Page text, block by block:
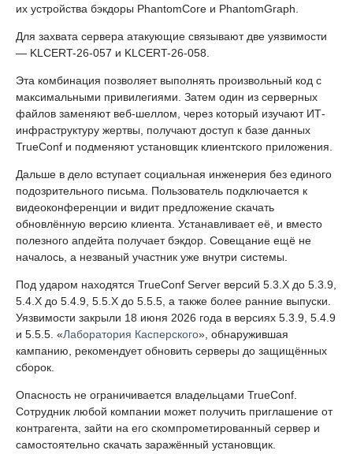
их устройства бэкдоры PhantomCore и PhantomGraph.
Для захвата сервера атакующие связывают две уязвимости
— KLCERT-26-057 и KLCERT-26-058.
Эта комбинация позволяет выполнять произвольный код с
максимальными привилегиями. Затем один из серверных
файлов заменяют веб-шеллом, через который изучают ИТ-
инфраструктуру жертвы, получают доступ к базе данных
TrueConf и подменяют установщик клиентского приложения.
Дальше в дело вступает социальная инженерия без единого
подозрительного письма. Пользователь подключается к
видеоконференции и видит предложение скачать
обновлённую версию клиента. Устанавливает её, и вместо
полезного апдейта получает бэкдор. Совещание ещё не
началось, а незваный участник уже внутри системы.
Под ударом находятся TrueConf Server версий 5.3.X до 5.3.9,
5.4.X до 5.4.9, 5.5.X до 5.5.5, а также более ранние выпуски.
Уязвимости закрыли 18 июня 2026 года в версиях 5.3.9, 5.4.9
и 5.5.5. «Лаборатория Касперского», обнаружившая
кампанию, рекомендует обновить серверы до защищённых
сборок.
Опасность не ограничивается владельцами TrueConf.
Сотрудник любой компании может получить приглашение от
контрагента, зайти на его скомпрометированный сервер и
самостоятельно скачать заражённый установщик.